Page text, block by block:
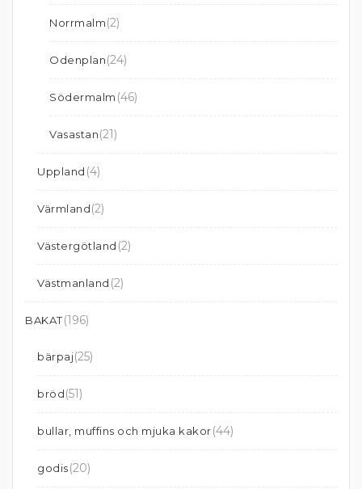
Norrmalm(2)
Odenplan(24)
Södermalm (46)
Vasastan(21)
Uppland (4)
Värmland(2)
Västergötland (2)
Västmanland (2)
BAKAT(196)
bärpaj(25)
bröd(51)
bullar, muffins och mjuka kakor(44)
godis(20)